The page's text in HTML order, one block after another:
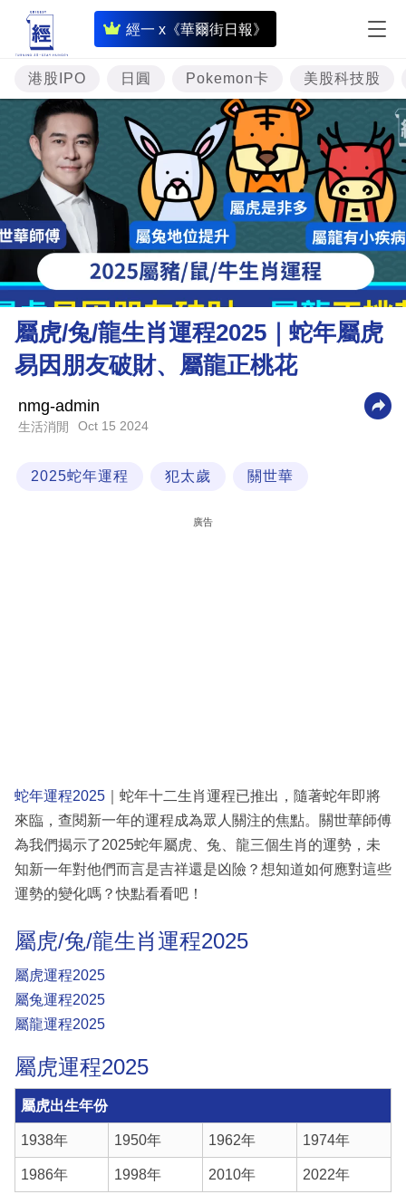
經一 x《華爾街日報》
即
時
財
經
專
樓
市
理
財
商
科
區
港股IPO 日圓 Pokemon卡 美股科技股
屬虎/兔/龍生肖運程2025｜蛇年屬虎
易因朋友破財、屬龍正桃花
nmg-admin
生活消閒 Oct 15 2024
2025蛇年運程 犯太歲 關世華
廣告
蛇年運程2025 ｜蛇年十二生肖運程已推出，隨著蛇年即將
來臨，查閱新一年的運程成為眾人關注的焦點。關世華師傅
為我們揭示了2025蛇年屬虎、兔、龍三個生肖的運勢，未
知新一年對他們而言是吉祥還是凶險？想知道如何應對這些
運勢的變化嗎？快點看看吧！
屬虎/兔/龍生肖運程2025
屬虎運程2025
屬兔運程2025
屬龍運程2025
屬虎運程2025
屬虎出生年份
1938年 1950年 1962年 1974年
1986年 1998年 2010年 2022年